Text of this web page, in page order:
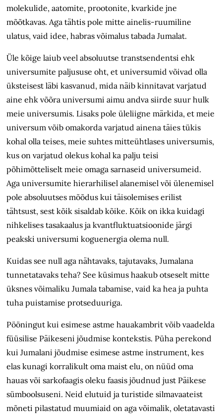
molekulide, aatomite, prootonite, kvarkide jne
mõõtkavas. Aga tähtis pole mitte ainelis-ruumiline
ulatus, vaid idee, habras võimalus tabada Jumalat.
Üle kõige laiub veel absoluutse transt­sendentsi ehk
universumite paljususe oht, et universumid võivad olla
üks­teisest läbi kasvanud, mida näib kinnitavat varjatud
aine ehk võõra universumi aimu andva siirde suur hulk
meie universumis. Lisaks pole üleliigne märkida, et meie
universum võib omakorda varjatud ainena täies tükis
kohal olla teises, meie suhtes mitteühtlases universumis,
kus on varjatud olekus kohal ka palju teisi
põhimõtteliselt meie omaga sarnaseid universumeid.
Aga universumite hierarhilisel alanemisel või ülenemisel
pole absoluutses mõõdus kui täisolemises erilist
tähtsust, sest kõik sisal­dab kõike. Kõik on ikka kuidagi
nih­ke­lises tasakaalus ja kvantfluktuatsioonide järgi
peakski uni­ver­sumi ko­gu­energia olema null.
Kuidas see null aga nähtavaks, tajutavaks, Jumalana
tunnetatavaks teha? See küsimus haakub otseselt mitte
üksnes võimaliku Jumala tabamise, vaid ka hea ja puhta
tuha puistamise protseduuriga.
Pööningut kui esimese astme hauakambrit võib vaadelda
füüsilise Päikeseni jõudmise kontekstis. Püha perekond
kui Jumalani jõudmise esimese astme instrument, kes
elas kunagi korralikult oma maist elu, on nüüd oma
hauas või sarkofaagis oleku faasis jõudnud just Päikese
sümboolsuseni. Neid elutuid ja turistide silmavaateist
mõneti pilastatud muumiaid on aga võimalik, oletatavasti